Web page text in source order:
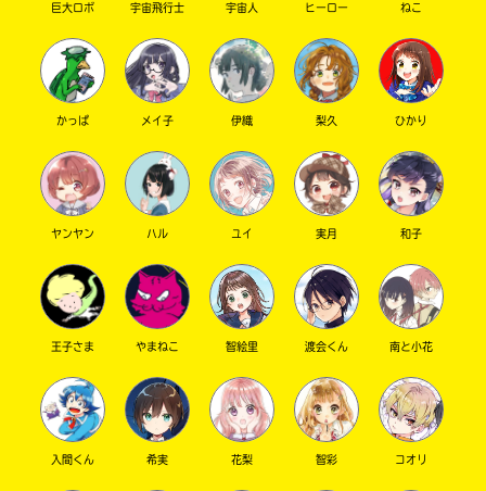
もっと知りたい
キミに
巨大ロボ 宇宙飛行士 宇宙人 ヒーロー ねこ
かっぱ メイ子 伊織 梨久 ひかり
ヤンヤン ハル ユイ 実月 和子
王子さま やまねこ 智絵里 渡会くん 南と小花
入間くん 希実 花梨 智彩 コオリ